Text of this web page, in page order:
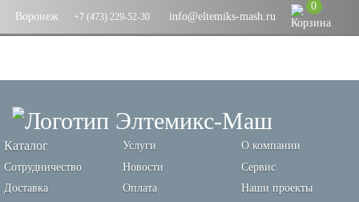
Воронеж +7 (473) 229-52-30 info@eltemiks-mash.ru
0
Каталог Услуги
О компании
Сотрудничество
Новости
Сервис
Доставка
Оплата
Наши проекты